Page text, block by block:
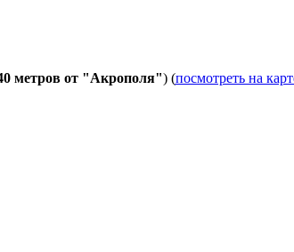
метров от "Акрополя") (посмотреть на